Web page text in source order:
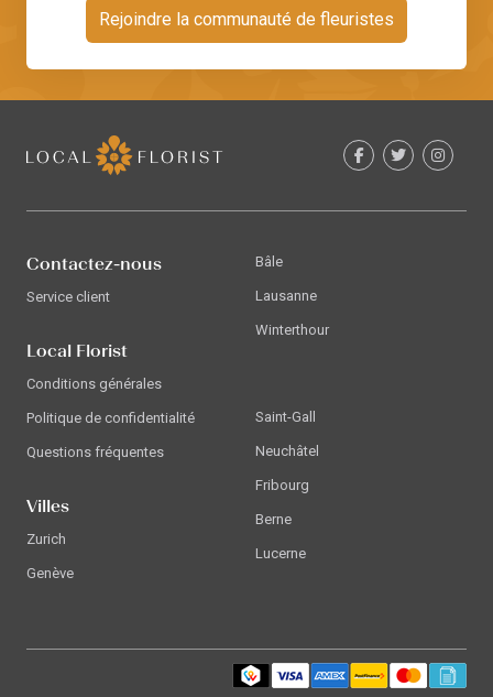
Rejoindre la communauté de fleuristes
Contactez-nous
Service client
Local Florist
Conditions générales
Politique de confidentialité
Questions fréquentes
Villes
Zurich
Genève
Bâle
Lausanne
Winterthour
Saint-Gall
Neuchâtel
Fribourg
Berne
Lucerne